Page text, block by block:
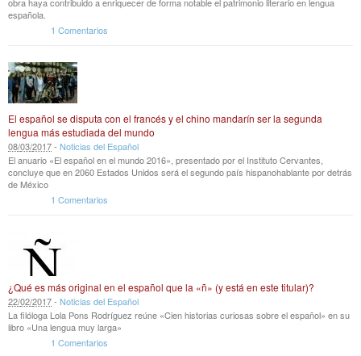
española.
1 Comentarios
El español se disputa con el francés y el chino mandarín ser la segunda
lengua más estudiada del mundo
08/03/2017- Noticias del Español
El anuario «El español en el mundo 2016», presentado por el Instituto Cervantes,
concluye que en 2060 Estados Unidos será el segundo país hispanohablante por detrás
de México
1 Comentarios
¿Qué es más original en el español que la «ñ» (y está en este titular)?
22/02/2017- Noticias del Español
La filóloga Lola Pons Rodríguez reúne «Cien historias curiosas sobre el español» en su
libro «Una lengua muy larga»
1 Comentarios